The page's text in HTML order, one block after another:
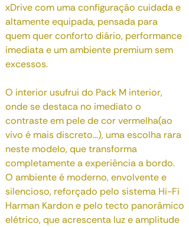
xDrive com uma configuração cuidada e
altamente equipada, pensada para
quem quer conforto diário, performance
imediata e um ambiente premium sem
excessos.
O interior usufrui do Pack M interior,
onde se destaca no imediato o
contraste em pele de cor vermelha(ao
vivo é mais discreto...), uma escolha rara
neste modelo, que transforma
completamente a experiência a bordo.
O ambiente é moderno, envolvente e
silencioso, reforçado pelo sistema Hi-Fi
Harman Kardon e pelo tecto panorâmico
elétrico, que acrescenta luz e amplitude